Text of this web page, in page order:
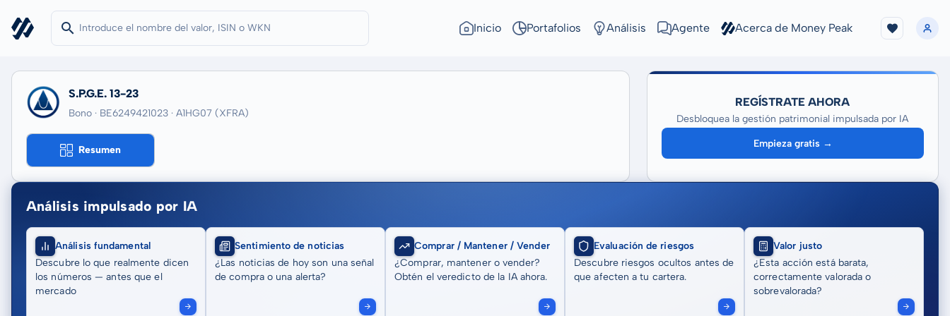
Inicio Portafolios Análisis Agente Acerca de Money Peak
S.P.G.E. 13-23
Bono · BE6249421023 · A1HG07 (XFRA)
Resumen
REGÍSTRATE AHORA
Desbloquea la gestión patrimonial impulsada por IA
Empieza gratis →
Análisis impulsado por IA
Análisis fundamental
Descubre lo que realmente dicen
los números — antes que el
mercado
Sentimiento de noticias
¿Las noticias de hoy son una señal
de compra o una alerta?
Comprar / Mantener / Vender
¿Comprar, mantener o vender?
Obtén el veredicto de la IA ahora.
Evaluación de riesgos
Descubre riesgos ocultos antes de
que afecten a tu cartera.
Valor justo
¿Esta acción está barata,
correctamente valorada o
sobrevalorada?